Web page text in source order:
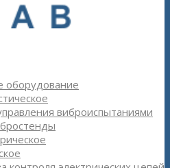
оборудование
виброиспытаниями